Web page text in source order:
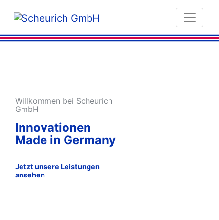
Willkommen bei Scheurich
GmbH
Innovationen
Made in Germany
Jetzt unsere Leistungen
ansehen